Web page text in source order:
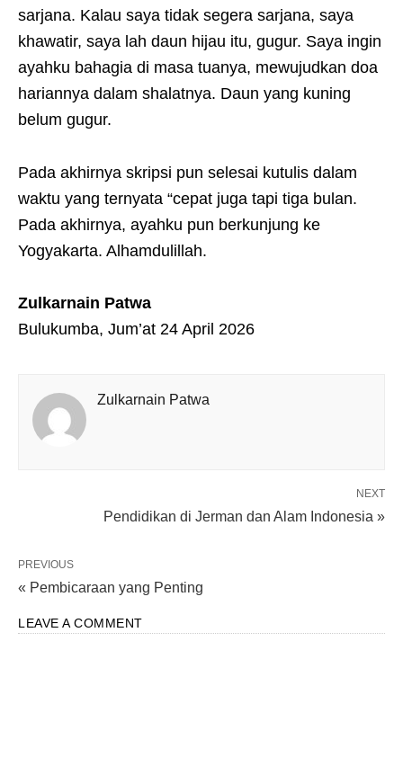
sarjana. Kalau saya tidak segera sarjana, saya
khawatir, saya lah daun hijau itu, gugur. Saya ingin
ayahku bahagia di masa tuanya, mewujudkan doa
hariannya dalam shalatnya. Daun yang kuning
belum gugur.
Pada akhirnya skripsi pun selesai kutulis dalam
waktu yang ternyata “cepat juga tapi tiga bulan.
Pada akhirnya, ayahku pun berkunjung ke
Yogyakarta. Alhamdulillah.
Zulkarnain Patwa
Bulukumba, Jum’at 24 April 2026
Zulkarnain Patwa
NEXT
Pendidikan di Jerman dan Alam Indonesia »
PREVIOUS
« Pembicaraan yang Penting
LEAVE A COMMENT